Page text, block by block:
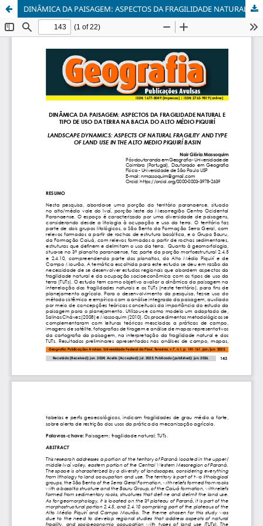
DINÂMICA DA PAISAGEM: ASPECTOS DA FRAGILIDADE NATURAL E TIPO DE USO DA TERRA NA BACIA DO ALTO MÉDIO PIQUIRÍ